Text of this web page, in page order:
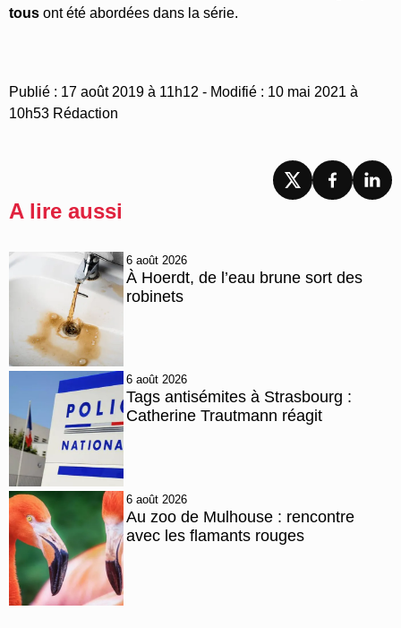
tous ont été abordées dans la série.
Publié : 17 août 2019 à 11h12 - Modifié : 10 mai 2021 à
10h53 Rédaction
A lire aussi
6 août 2026
À Hoerdt, de l’eau brune sort des
robinets
6 août 2026
Tags antisémites à Strasbourg :
Catherine Trautmann réagit
6 août 2026
Au zoo de Mulhouse : rencontre
avec les flamants rouges